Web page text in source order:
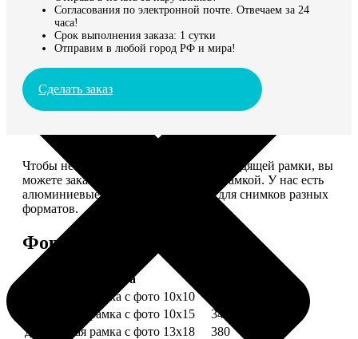
Согласования по электронной почте. Отвечаем за 24
часа!
Срок выполнения заказа: 1 сутки
Отправим в любой город РФ и мира!
Сделать заказ
Чтобы не тратить время на поиск подходящей рамки, вы
можете заказать печать фото сразу с рамкой. У нас есть
алюминиевые и деревянные рамки для снимков разных
форматов.
Форматы и цены
Услуга
деревянная рамка с фото 10х10
деревянная рамка с фото 10х15
340
деревянная рамка с фото 13х18
380